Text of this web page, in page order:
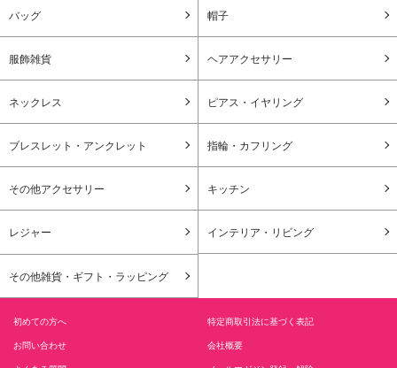
バッグ 帽子
服飾雑貨 ヘアアクセサリー
ネックレス ピアス・イヤリング
ブレスレット・アンクレット 指輪・カフリング
その他アクセサリー キッチン
レジャー インテリア・リビング
その他雑貨・ギフト・ラッピング
初めての方へ 特定商取引法に基づく表記
お問い合わせ 会社概要